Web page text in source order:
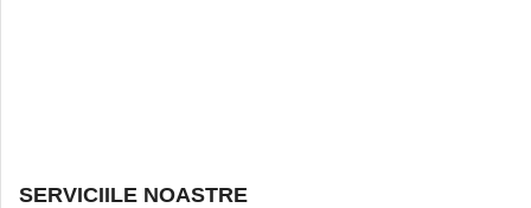
SERVICIILE NOASTRE